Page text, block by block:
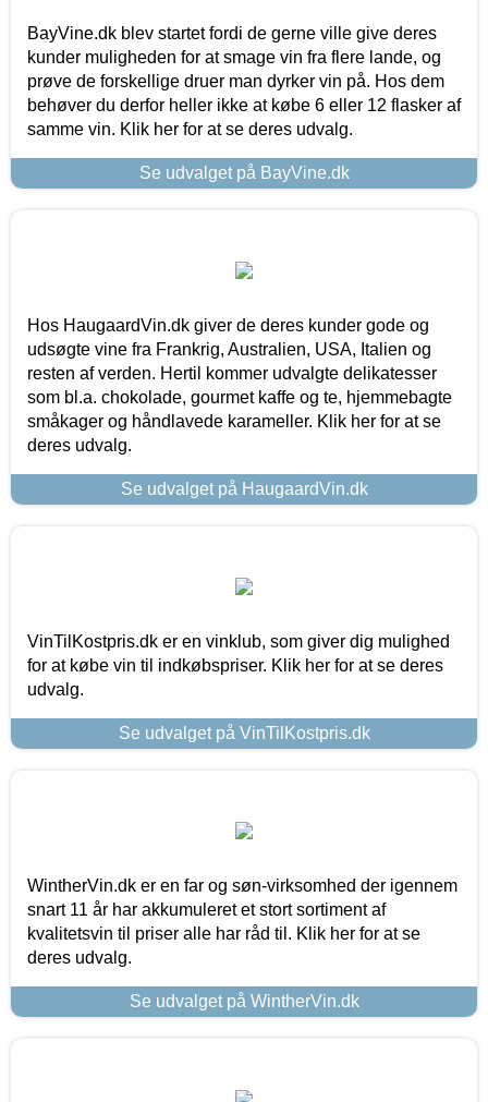
BayVine.dk blev startet fordi de gerne ville give deres
kunder muligheden for at smage vin fra flere lande, og
prøve de forskellige druer man dyrker vin på. Hos dem
behøver du derfor heller ikke at købe 6 eller 12 flasker af
samme vin. Klik her for at se deres udvalg.
Se udvalget på BayVine.dk
Hos HaugaardVin.dk giver de deres kunder gode og
udsøgte vine fra Frankrig, Australien, USA, Italien og
resten af verden. Hertil kommer udvalgte delikatesser
som bl.a. chokolade, gourmet kaffe og te, hjemmebagte
småkager og håndlavede karameller. Klik her for at se
deres udvalg.
Se udvalget på HaugaardVin.dk
VinTilKostpris.dk er en vinklub, som giver dig mulighed
for at købe vin til indkøbspriser. Klik her for at se deres
udvalg.
Se udvalget på VinTilKostpris.dk
WintherVin.dk er en far og søn-virksomhed der igennem
snart 11 år har akkumuleret et stort sortiment af
kvalitetsvin til priser alle har råd til. Klik her for at se
deres udvalg.
Se udvalget på WintherVin.dk